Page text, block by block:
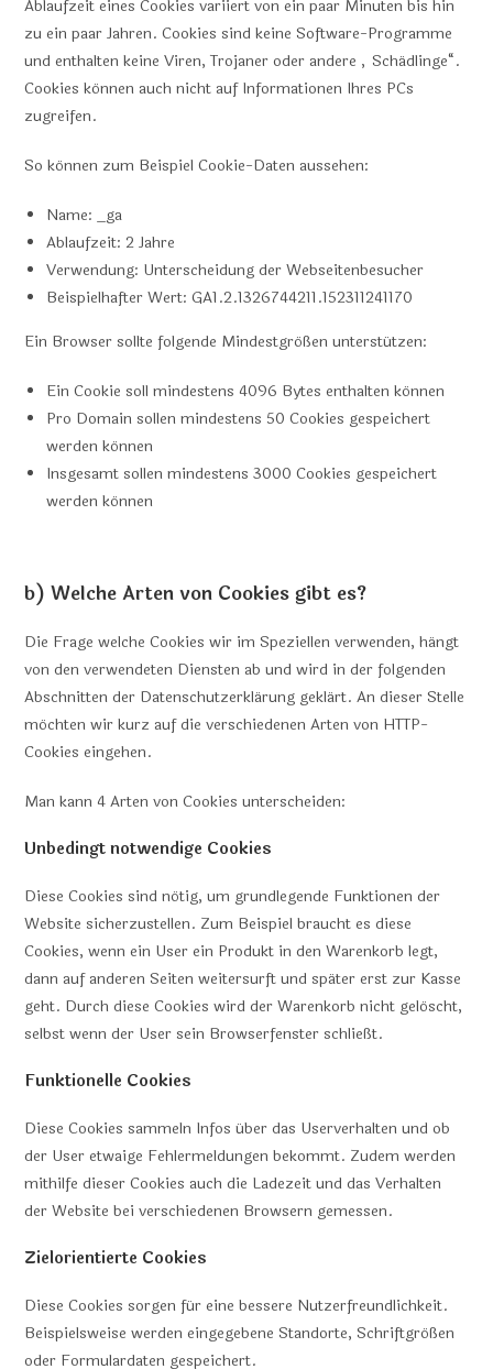
Ablaufzeit eines Cookies variiert von ein paar Minuten bis hin
zu ein paar Jahren. Cookies sind keine Software-Programme
und enthalten keine Viren, Trojaner oder andere „Schädlinge“.
Cookies können auch nicht auf Informationen Ihres PCs
zugreifen.
So können zum Beispiel Cookie-Daten aussehen:
Name: _ga
Ablaufzeit: 2 Jahre
Verwendung: Unterscheidung der Webseitenbesucher
Beispielhafter Wert: GA1.2.1326744211.152311241170
Ein Browser sollte folgende Mindestgrößen unterstützen:
Ein Cookie soll mindestens 4096 Bytes enthalten können
Pro Domain sollen mindestens 50 Cookies gespeichert
werden können
Insgesamt sollen mindestens 3000 Cookies gespeichert
werden können
b) Welche Arten von Cookies gibt es?
Die Frage welche Cookies wir im Speziellen verwenden, hängt
von den verwendeten Diensten ab und wird in der folgenden
Abschnitten der Datenschutzerklärung geklärt. An dieser Stelle
möchten wir kurz auf die verschiedenen Arten von HTTP-
Cookies eingehen.
Man kann 4 Arten von Cookies unterscheiden:
Unbedingt notwendige Cookies
Diese Cookies sind nötig, um grundlegende Funktionen der
Website sicherzustellen. Zum Beispiel braucht es diese
Cookies, wenn ein User ein Produkt in den Warenkorb legt,
dann auf anderen Seiten weitersurft und später erst zur Kasse
geht. Durch diese Cookies wird der Warenkorb nicht gelöscht,
selbst wenn der User sein Browserfenster schließt.
Funktionelle Cookies
Diese Cookies sammeln Infos über das Userverhalten und ob
der User etwaige Fehlermeldungen bekommt. Zudem werden
mithilfe dieser Cookies auch die Ladezeit und das Verhalten
der Website bei verschiedenen Browsern gemessen.
Zielorientierte Cookies
Diese Cookies sorgen für eine bessere Nutzerfreundlichkeit.
Beispielsweise werden eingegebene Standorte, Schriftgrößen
oder Formulardaten gespeichert.